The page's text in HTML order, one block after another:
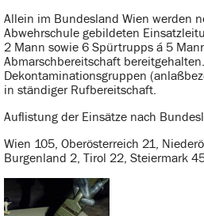
Allein im Bundesland Wien werden
Abwehrschule gebildeten
2 Mann sowie 6 Spürtrupps á 5
Abmarschbereitschaft
Dekontaminationsgruppen
in ständiger Rufbereitschaft.
Auflistung der Einsätze nach
Wien 105, Oberösterreich 21,
Burgenland 2, Tirol 22, Steiermark